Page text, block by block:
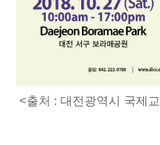
<출처 : 대전광역시 국제